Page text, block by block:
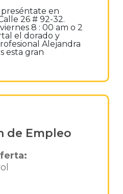
preséntate en
26 # 92-32.
8 : 00 am o 2
el dorado y
Alejandra
esta gran
de Empleo